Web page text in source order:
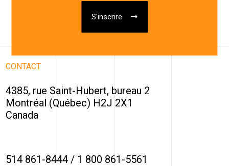
CONTACT
4385, rue Saint-Hubert, bureau 2
Montréal (Québec) H2J 2X1
Canada
514 861-8444 / 1 800 861-5561